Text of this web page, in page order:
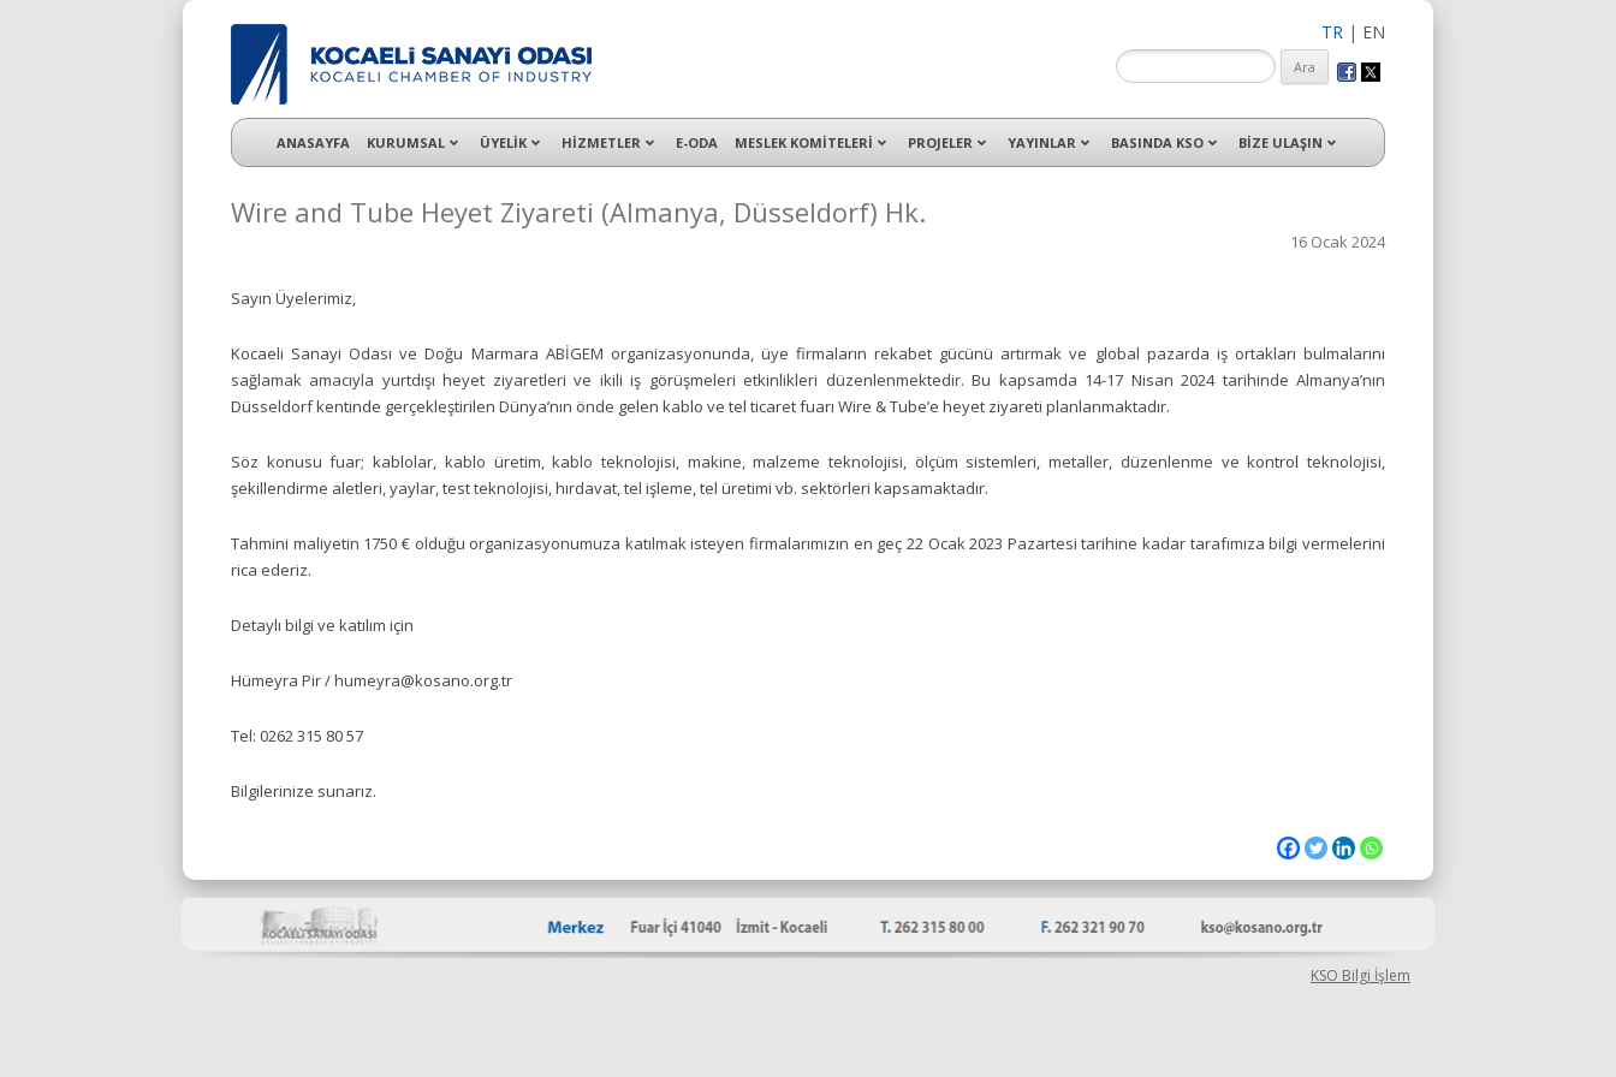
TR | EN
KSO 3500’ü aşkın sanayi kuruluşuna uzman çalışanları ile İzmit Merkez, Çayırova, Dilovası, Gebze ve İMES OSB’deki ofisleri ile hizmet vermektedir.
ANASAYFA KURUMSAL ÜYELİK HİZMETLER E-ODA MESLEK KOMİTELERİ PROJELER YAYINLAR BASINDA KSO BİZE ULAŞIN
Wire and Tube Heyet Ziyareti (Almanya, Düsseldorf) Hk.
16 Ocak 2024
Sayın Üyelerimiz,
Kocaeli Sanayi Odası ve Doğu Marmara ABİGEM organizasyonunda, üye firmaların rekabet gücünü artırmak ve global pazarda iş ortakları bulmalarını
sağlamak amacıyla yurtdışı heyet ziyaretleri ve ikili iş görüşmeleri etkinlikleri düzenlenmektedir. Bu kapsamda 14-17 Nisan 2024 tarihinde Almanya’nın
Düsseldorf kentinde gerçekleştirilen Dünya’nın önde gelen kablo ve tel ticaret fuarı Wire & Tube’e heyet ziyareti planlanmaktadır.
Söz konusu fuar; kablolar, kablo üretim, kablo teknolojisi, makine, malzeme teknolojisi, ölçüm sistemleri, metaller, düzenlenme ve kontrol teknolojisi,
şekillendirme aletleri, yaylar, test teknolojisi, hırdavat, tel işleme, tel üretimi vb. sektörleri kapsamaktadır.
Tahmini maliyetin 1750 € olduğu organizasyonumuza katılmak isteyen firmalarımızın en geç 22 Ocak 2023 Pazartesi tarihine kadar tarafımıza bilgi vermelerini
rica ederiz.
Detaylı bilgi ve katılım için
Hümeyra Pir / humeyra@kosano.org.tr
Tel: 0262 315 80 57
Bilgilerinize sunarız.
KSO Bilgi İşlem